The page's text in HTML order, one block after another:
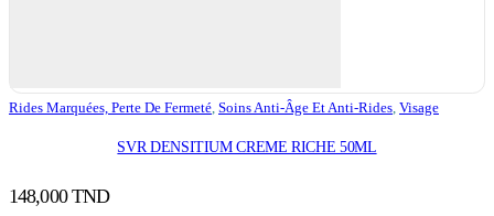
Rides Marquées, Perte De Fermeté Soins Anti-Âge Et Anti-Rides Visage
SVR DENSITIUM CREME RICHE 50ML
148,000TND